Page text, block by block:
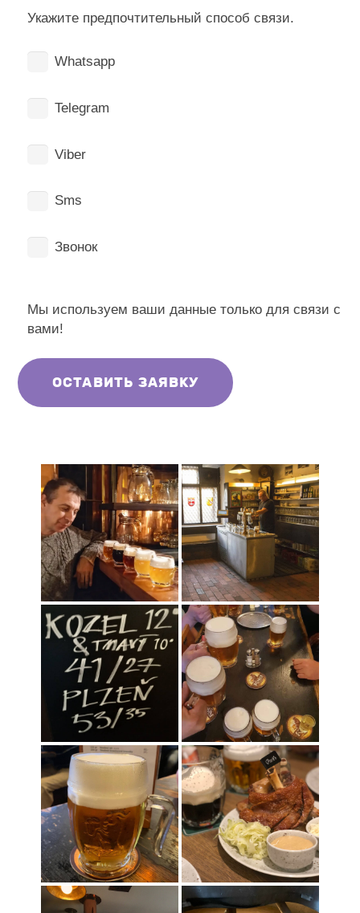
Укажите предпочтительный способ связи.
Whatsapp
Telegram
Viber
Sms
Звонок
Мы используем ваши данные только для связи с
вами!